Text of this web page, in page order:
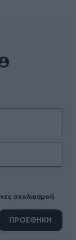
σχολιασμού
ΠΡΟΣΘΗΚΗ